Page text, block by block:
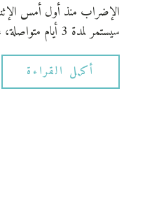
سيستمر لمدة 3 أيام متواصلة، على […]
أكمل القراءة